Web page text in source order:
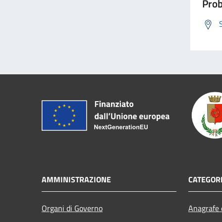
AMMINISTRAZIONE
Organi di Governo